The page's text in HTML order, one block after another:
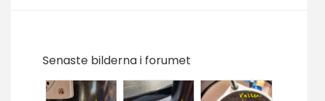
Senaste bilderna i forumet